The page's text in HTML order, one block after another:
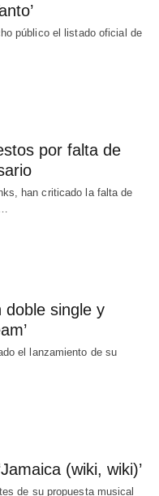
público el listado oficial de
por falta de
han criticado la falta de
doble single y
el lanzamiento de su
(wiki, wiki)’
de su propuesta musical